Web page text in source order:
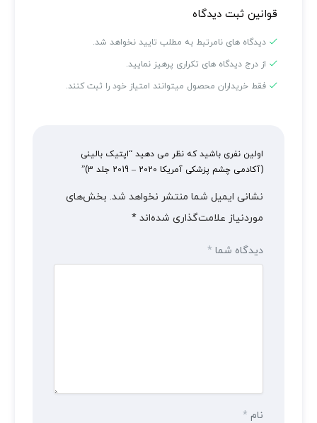
قوانین ثبت دیدگاه
دیدگاه های نامرتبط به مطلب تایید نخواهد شد.
از درج دیدگاه های تکراری پرهیز نمایید.
فقط خریداران محصول میتوانند امتیاز خود را ثبت کنند.
اولین نفری باشید که نظر می دهید “اپتیک بالینی
(آکادمی چشم پزشکی آمریکا 2020 – 2019 جلد 3)”
نشانی ایمیل شما منتشر نخواهد شد. بخش‌های
موردنیاز علامت‌گذاری شده‌اند *
دیدگاه شما *
نام *